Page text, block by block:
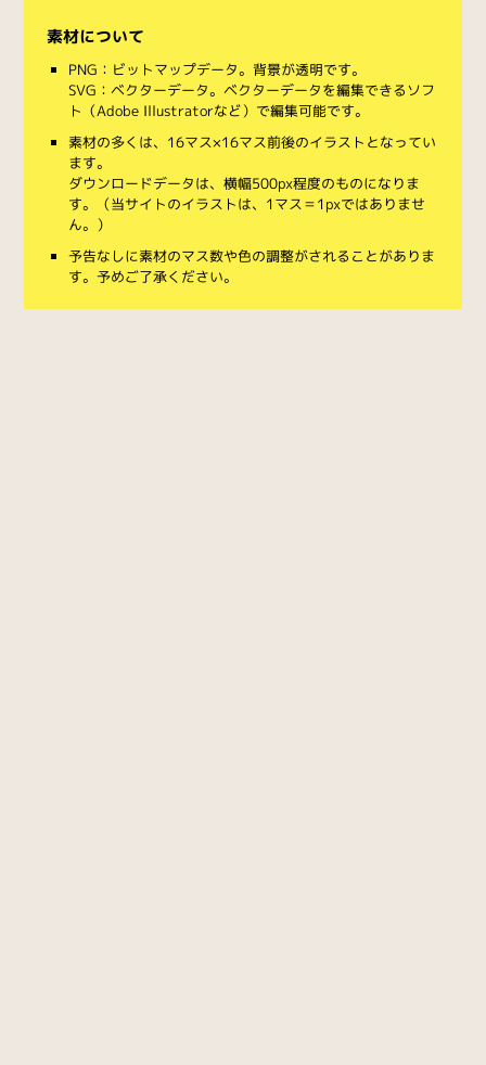
素材について
PNG：ビットマップデータ。背景が透明です。
SVG：ベクターデータ。ベクターデータを編集できるソフ
ト（Adobe Illustratorなど）で編集可能です。
素材の多くは、16マス×16マス前後のイラストとなってい
ます。
ダウンロードデータは、横幅500px程度のものになりま
す。（当サイトのイラストは、1マス＝1pxではありませ
ん。）
予告なしに素材のマス数や色の調整がされることがありま
す。予めご了承ください。